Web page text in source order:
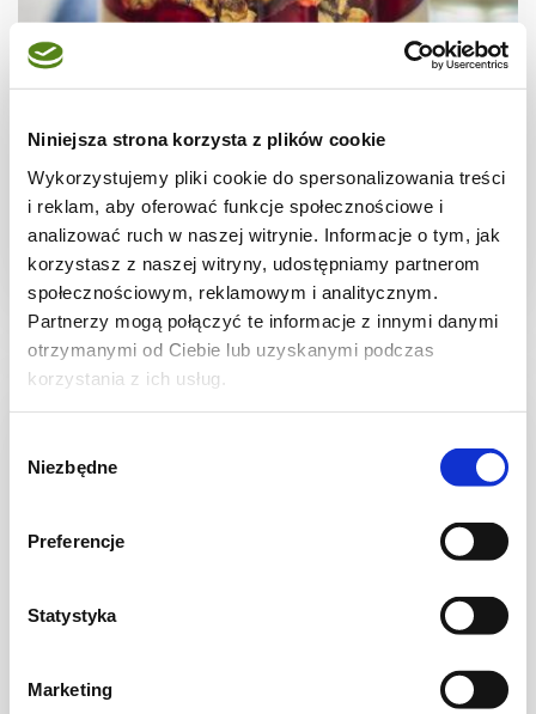
Niniejsza strona korzysta z plików cookie
Wykorzystujemy pliki cookie do spersonalizowania treści
i reklam, aby oferować funkcje społecznościowe i
analizować ruch w naszej witrynie. Informacje o tym, jak
korzystasz z naszej witryny, udostępniamy partnerom
społecznościowym, reklamowym i analitycznym.
Partnerzy mogą połączyć te informacje z innymi danymi
otrzymanymi od Ciebie lub uzyskanymi podczas
korzystania z ich usług.
zgody
Niezbędne
Preferencje
Statystyka
Marketing
Kawowy mus z ricotty z wiśniami i owsianą
posypką
- 1286 kcal 4
SAŁATKI